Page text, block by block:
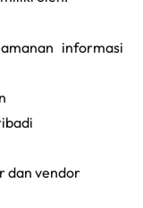
informasi
dan vendor